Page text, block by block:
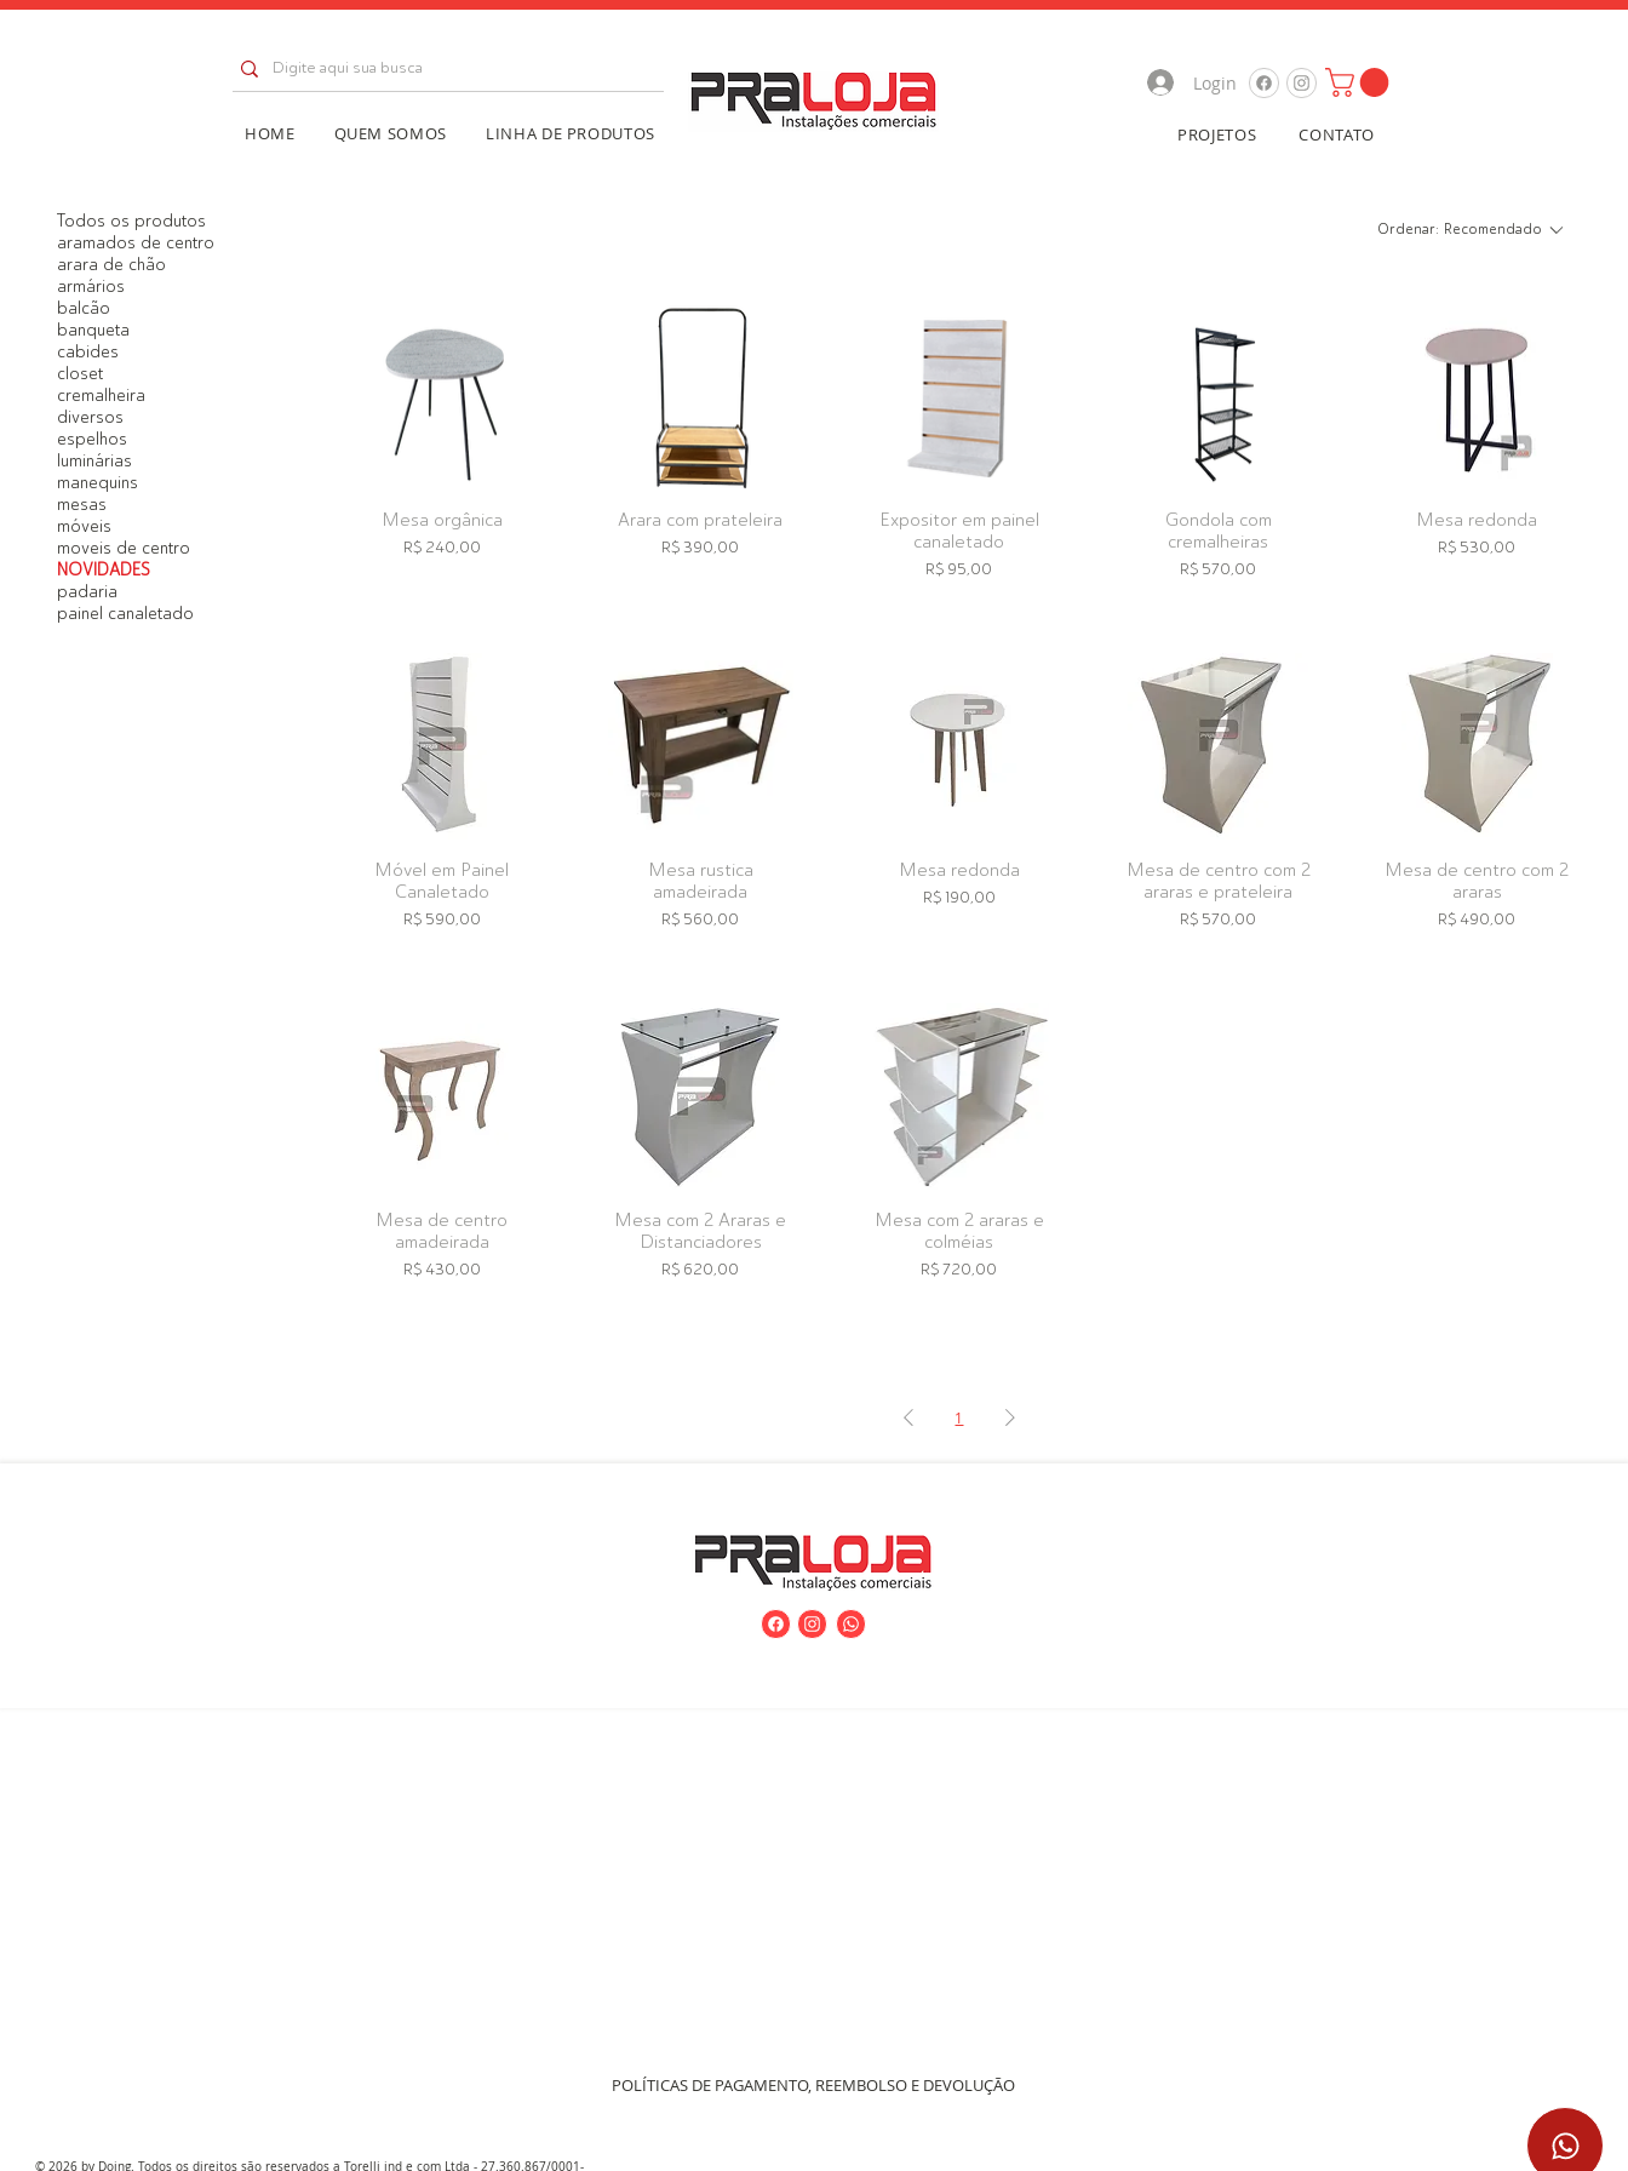
HOME QUEM SOMOS LINHA DE PRODUTOS
Login
PROJETOS CONTATO
Todos os produtos
aramados de centro
arara de chão
armários
balcão
banqueta
cabides
closet
cremalheira
diversos
espelhos
luminárias
manequins
mesas
móveis
moveis de centro
NOVIDADES
padaria
painel canaletado
Ordenar: Recomendado
Mesa orgânica
Preço
R$ 240,00
Arara com prateleira
Preço
R$ 390,00
Expositor em painel
canaletado
Preço
R$ 95,00
Gondola com
cremalheiras
Preço
R$ 570,00
Mesa redonda
Preço
R$ 530,00
Móvel em Painel
Canaletado
Preço
R$ 590,00
Mesa rustica
amadeirada
Preço
R$ 560,00
Mesa redonda
Preço
R$ 190,00
Mesa de centro com 2
araras e prateleira
Preço
R$ 570,00
Mesa de centro com 2
araras
Preço
R$ 490,00
Mesa de centro
amadeirada
Preço
R$ 430,00
Mesa com 2 Araras e
Distanciadores
Preço
R$ 620,00
Mesa com 2 araras e
colméias
Preço
R$ 720,00
1
POLÍTICAS DE PAGAMENTO, REEMBOLSO E DEVOLUÇÃO
​​​​© 2026 by Doing. Todos os direitos são reservados a Torelli ind e com Ltda - 27.360.867/0001-